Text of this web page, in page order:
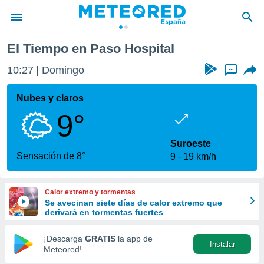
de
por
que se
calidad.
a este
las
y
forma
digital
basada
El Tiempo en Paso Hospital
10:27 Domingo ...
Nubes y claros
9°
Sensación de 8°
Suroeste
9
19 km/h
Calor extremo y tormentas
Se avecinan siete días de calor extremo que
derivará en tormentas fuertes
¡Descarga GRATIS la app de
Meteored!
Instalar